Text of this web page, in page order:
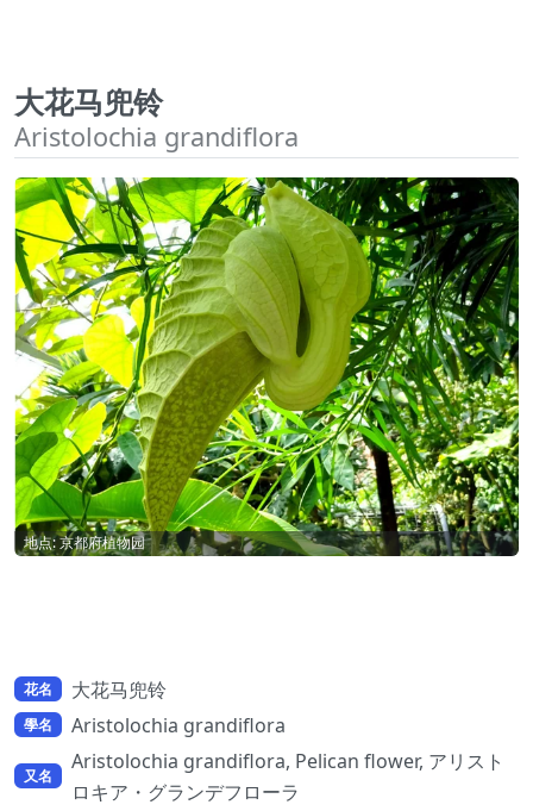
大花马兜铃
Aristolochia grandiflora
地点: 京都府植物园
花名 大花马兜铃
學名 Aristolochia grandiflora
又名
Aristolochia grandiflora, Pelican flower, アリスト
ロキア・グランデフローラ